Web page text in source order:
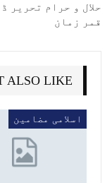
حلال و حرام تحریر
قمر زمان
ALSO LIKE
اسلامی مضامین